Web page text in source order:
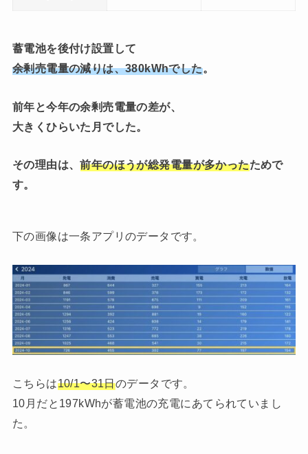
蓄電池を後付け設置して
余剰売電量の減りは、380kWhでした。
前年と今年の余剰売電量の差が、
大きくひらいた月でした。
その理由は、前年のほうが総発電量が多かったためで
す。
下の画像は一条アプリのデータです。
こちらは10/1〜31日のデータです。
10月だと197kWhが蓄電池の充電にあてられていまし
た。